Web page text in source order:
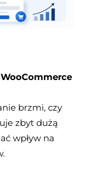
brzmi, czy
zbyt dużą
wpływ na